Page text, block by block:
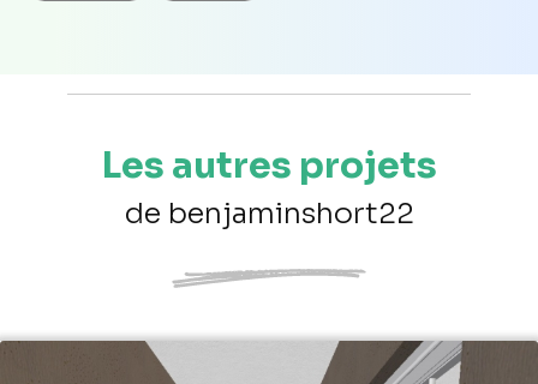
Les autres projets
de benjaminshort22